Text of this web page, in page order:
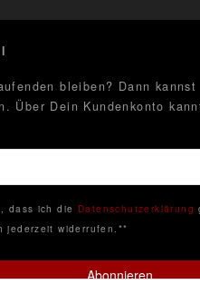
bleiben? Dann
Über Dein Kundenkonto
dass ich die Daten­schutz­erklärung
jederzeit widerrufen.**
Abonnieren